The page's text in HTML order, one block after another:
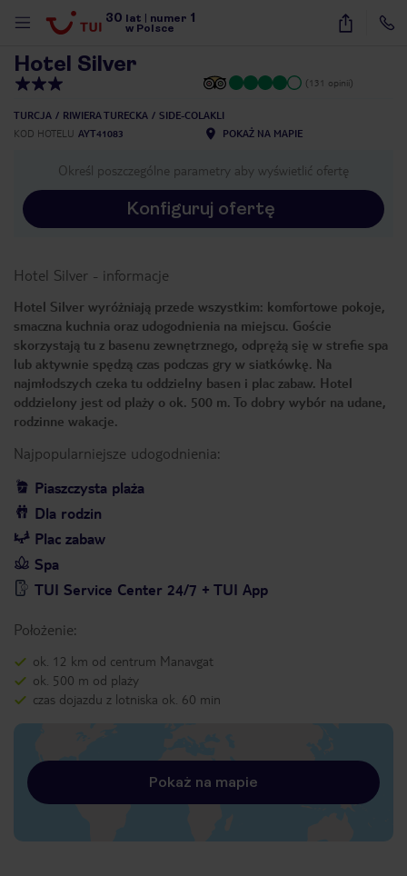
30 lat numer 1
w Polsce
44
Hotel Silver
(131 opinii)
TURCJA RIWIERA TURECKA
SIDE-COLAKLI
KOD HOTELU AYT41083 POKAŻ NA MAPIE
Określ poszczególne parametry aby wyświetlić ofertę
Konfiguruj ofertę
Hotel Silver - informacje
Hotel Silver wyróżniają przede wszystkim: komfortowe pokoje,
smaczna kuchnia oraz udogodnienia na miejscu. Goście
skorzystają tu z basenu zewnętrznego, odprężą się w strefie spa
lub aktywnie spędzą czas podczas gry w siatkówkę. Na
najmłodszych czeka tu oddzielny basen i plac zabaw. Hotel
oddzielony jest od plaży o ok. 500 m. To dobry wybór na udane,
rodzinne wakacje.
Najpopularniejsze udogodnienia:
Piaszczysta plaża
Dla rodzin
Plac zabaw
Spa
TUI Service Center 24/7 + TUI App
Położenie:
ok. 12 km od centrum Manavgat
ok. 500 m od plaży
czas dojazdu z lotniska ok. 60 min
Pokaż na mapie